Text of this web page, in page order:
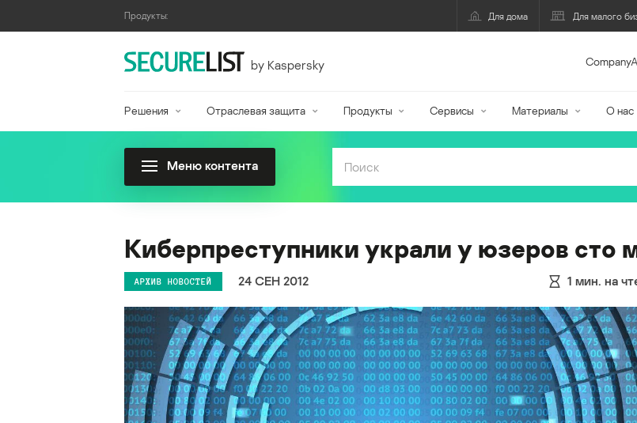
Продукты: Для дома Для малого
by Kaspersky
Решения Отраслевая защита Продукты Сервисы Материалы О нас
Меню контента
Киберпреступники украли у юзеров сто
АРХИВ НОВОСТЕЙ 24 СЕН 2012 1 мин. на